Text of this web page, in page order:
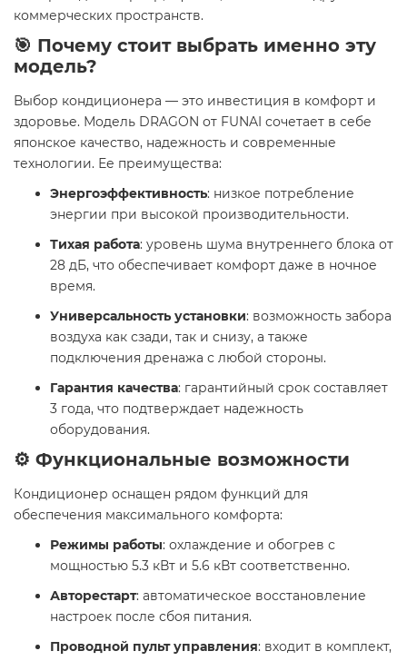
коммерческих пространств.
🎯 Почему стоит выбрать именно эту
модель?
Выбор кондиционера — это инвестиция в комфорт и
здоровье. Модель DRAGON от FUNAI сочетает в себе
японское качество, надежность и современные
технологии. Ее преимущества:
Энергоэффективность: низкое потребление
энергии при высокой производительности.
Тихая работа: уровень шума внутреннего блока от
28 дБ, что обеспечивает комфорт даже в ночное
время.
Универсальность установки: возможность забора
воздуха как сзади, так и снизу, а также
подключения дренажа с любой стороны.
Гарантия качества: гарантийный срок составляет
3 года, что подтверждает надежность
оборудования.
⚙️ Функциональные возможности
Кондиционер оснащен рядом функций для
обеспечения максимального комфорта:
Режимы работы: охлаждение и обогрев с
мощностью 5.3 кВт и 5.6 кВт соответственно.
Авторестарт: автоматическое восстановление
настроек после сбоя питания.
Проводной пульт управления: входит в комплект,